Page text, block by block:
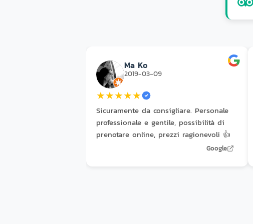
Ma Ko
2019-03-09
★★★★★
Sicuramente da consigliare. Personale
professionale e gentile, possibilità di
prenotare online, prezzi ragionevoli 👍
Google